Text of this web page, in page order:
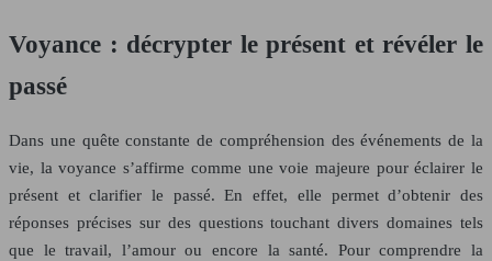
Voyance : décrypter le présent et révéler le
passé
Dans une quête constante de compréhension des événements de la
vie, la voyance s’affirme comme une voie majeure pour éclairer le
présent et clarifier le passé. En effet, elle permet d’obtenir des
réponses précises sur des questions touchant divers domaines tels
que le travail, l’amour ou encore la santé. Pour comprendre la